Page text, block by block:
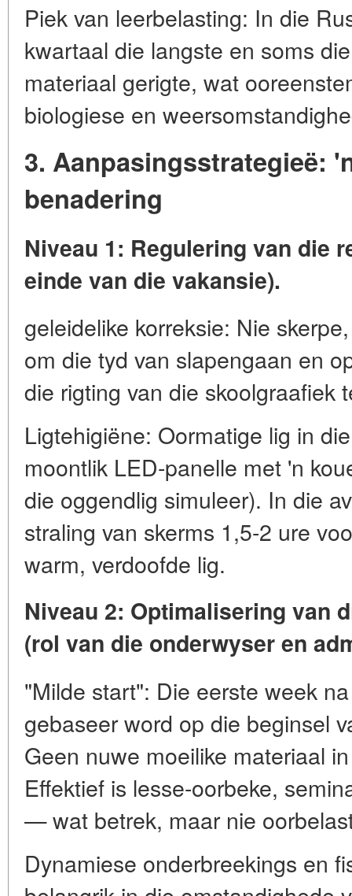
Piek van leerbelasting: In die
kwartaal die langste en soms
materiaal gerigte, wat
biologiese en
3. Aanpasingsstrategieë:
benadering
Niveau 1: Regulering van die
einde van die vakansie).
geleidelike korreksie: Nie
om die tyd van slapengaan en
die rigting van die skoolgraafiek
Ligtehigiëne: Oormatige lig in
moontlik LED-panelle met 'n
die oggendlig simuleer). In die
straling van skerms 1,5-2 ure
warm, verdoofde lig.
Niveau 2: Optimalisering van
(rol van die onderwyser en
"Milde start": Die eerste week
gebaseer word op die beginsel
Geen nuwe moeilike materiaal
Effektief is lesse-oorbeke,
— wat betrek, maar nie
Dynamiese onderbreekings en